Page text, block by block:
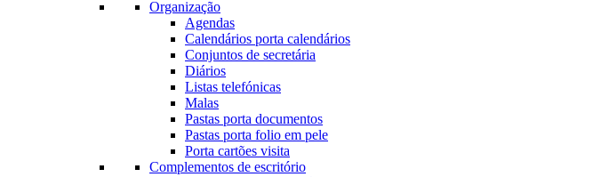
Organização
Agendas
Calendários porta calendários
Conjuntos de secretária
Diários
Listas telefónicas
Malas
Pastas porta documentos
Pastas porta folio em pele
Porta cartões visita
Complementos de escritório